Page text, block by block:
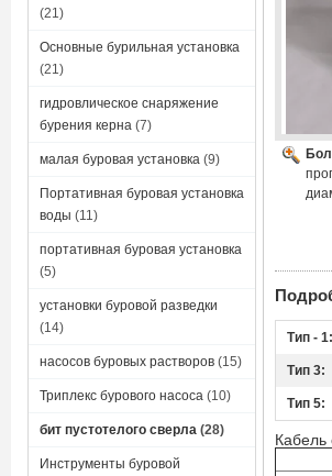
(21)
Основные бурильная установка
(21)
гидровлическое снаряжение
бурения керна (7)
малая буровая установка (9)
Портативная буровая установка
воды (11)
портативная буровая установка
(5)
установки буровой разведки
(14)
насосов буровых растворов (15)
Триплекс бурового насоса (10)
бит пустотелого сверла (28)
Инструменты буровой
Тип - 1:
Тип 3:
Тип 5:
Кабель